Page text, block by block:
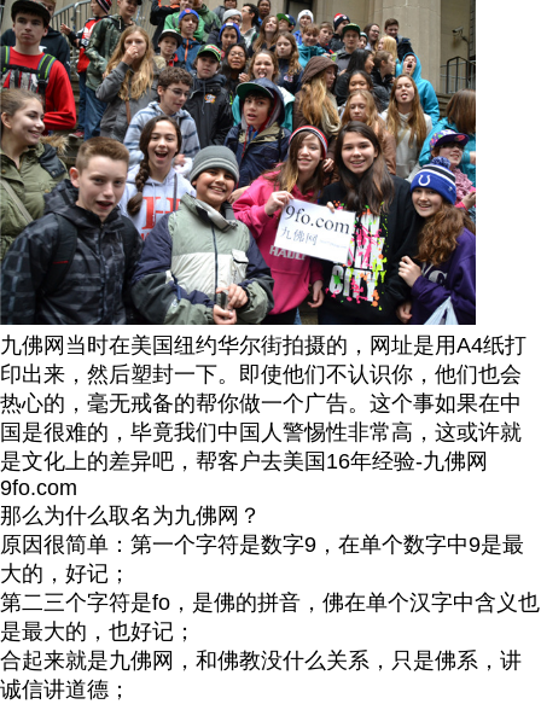
九佛网当时在美国纽约华尔街拍摄的，网址是用A4纸打
印出来，然后塑封一下。即使他们不认识你，他们也会
热心的，毫无戒备的帮你做一个广告。这个事如果在中
国是很难的，毕竟我们中国人警惕性非常高，这或许就
是文化上的差异吧，帮客户去美国16年经验-九佛网
9fo.com
那么为什么取名为九佛网？
原因很简单：第一个字符是数字9，在单个数字中9是最
大的，好记；
第二三个字符是fo，是佛的拼音，佛在单个汉字中含义也
是最大的，也好记；
合起来就是九佛网，和佛教没什么关系，只是佛系，讲
诚信讲道德；